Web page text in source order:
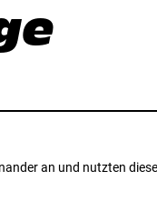
an und nutzten